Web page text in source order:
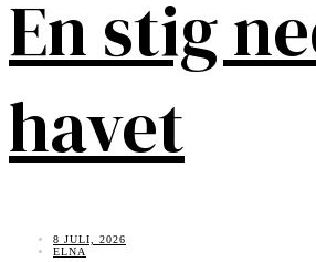
En stig
havet
8 JULI, 2026
ELNA